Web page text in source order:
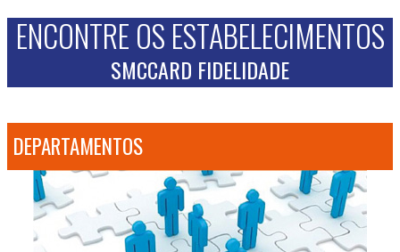
ENCONTRE OS ESTABELECIMENTOS
SMCCARD FIDELIDADE
DEPARTAMENTOS